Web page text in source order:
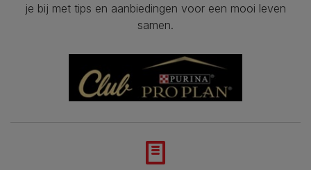
je bij met tips en aanbiedingen voor een mooi leven
samen.